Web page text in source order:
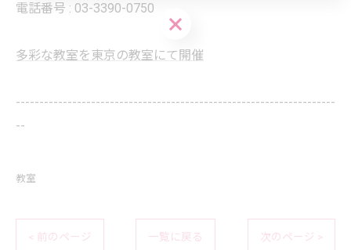
電話番号 : 03-3390-0750
多彩な教室を東京の教室にて開催
--------------------------------------------------------------------
--
教室
< 前のページ 一覧に戻る 次のページ >
お問い合わせはこちら